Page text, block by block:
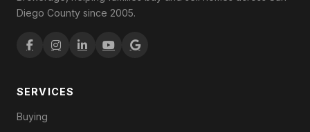
Diego County since 2005.
SERVICES
Buying